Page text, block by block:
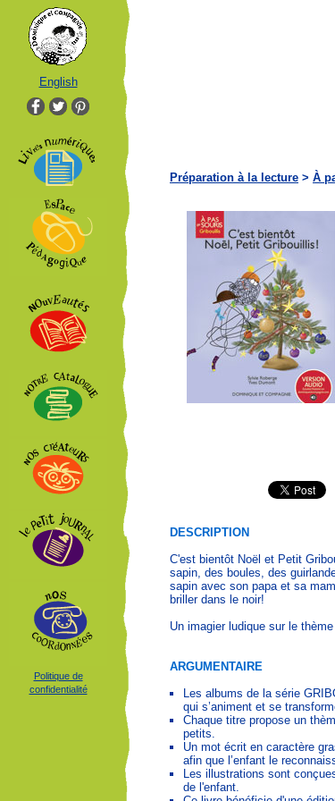
English
Politique de
confidentialité
Préparation à la lecture > À
DESCRIPTION
C'est bientôt Noël et Petit
sapin, des boules, des
sapin avec son papa et sa
briller dans le noir!
Un imagier ludique sur le
ARGUMENTAIRE
Les albums de la série
qui s’animent et se
Chaque titre propose un
petits.
Un mot écrit en caractère
afin que l’enfant le
Les illustrations sont
de l'enfant.